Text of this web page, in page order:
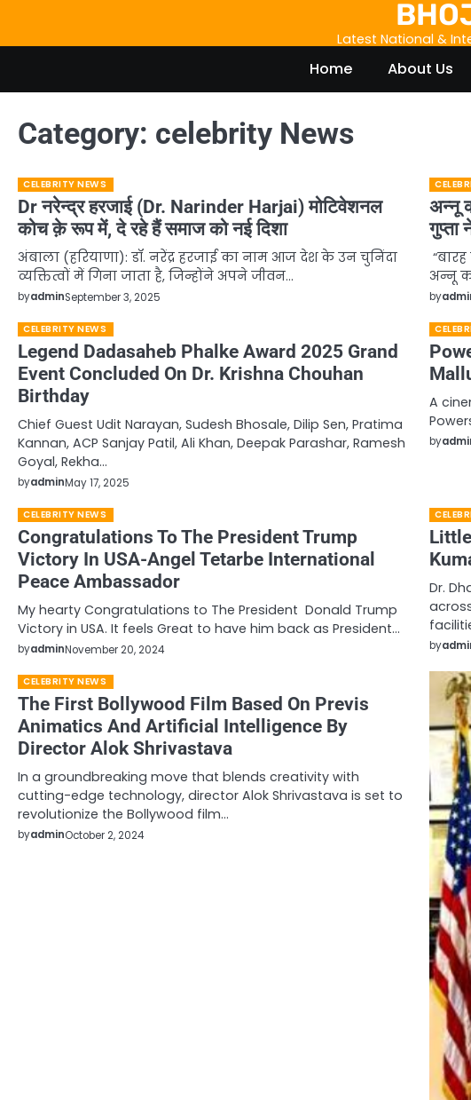
content
Latest National &
Home About Us
Category: celebrity News
CELEBRITY NEWS
Dr नरेन्द्र हरजाई (Dr. Narinder Harjai) मोटिवेशनल
कोच क़े रूप में, दे रहे हैं समाज को नई दिशा
अंबाला (हरियाणा): डॉ. नरेंद्र हरजाई का नाम आज देश के उन चुनिंदा
व्यक्तित्वों में गिना जाता है, जिन्होंने अपने जीवन…
byadminSeptember 3, 2025
अन्नू
गुप्ता
अन्नू
by
CELEBRITY NEWS
Legend Dadasaheb Phalke Award 2025 Grand
Event Concluded On Dr. Krishna Chouhan
Birthday
Chief Guest Udit Narayan, Sudesh Bhosale, Dilip Sen, Pratima
Kannan, ACP Sanjay Patil, Ali Khan, Deepak Parashar, Ramesh
Goyal, Rekha…
byadminMay 17, 2025
A
by
CELEBRITY NEWS
Congratulations To The President Trump
Victory In USA-Angel Tetarbe International
Peace Ambassador
My hearty Congratulations to The President Donald Trump
Victory in USA. It feels Great to have him back as President…
byadminNovember 20, 2024
Dr.
by
CELEBRITY NEWS
The First Bollywood Film Based On Previs
Animatics And Artificial Intelligence By
Director Alok Shrivastava
In a groundbreaking move that blends creativity with
cutting-edge technology, director Alok Shrivastava is set to
revolutionize the Bollywood film…
byadminOctober 2, 2024